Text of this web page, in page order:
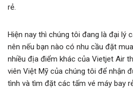
rẻ.
Hiện nay thì chúng tôi đang là đại lý
nên nếu bạn nào có nhu cầu đặt
nhiều địa điểm khác của Vietjet Air
viên Việt Mỹ của chúng tôi để nhận
tình và tìm đặt các tấm vé máy bay